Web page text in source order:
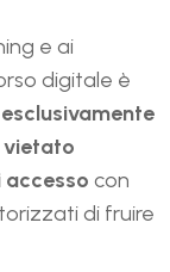
e ai
digitale è
esclusivamente
vietato
accesso con
di fruire